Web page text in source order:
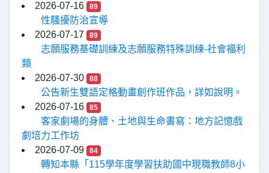
2026-07-16
89
性騷擾防治宣導
2026-07-17
89
志願服務基礎訓練及志願服務特殊訓練-社會福利
類
2026-07-30
88
公告新生雙語定格動畫創作班作品，詳如說明。
2026-07-16
85
客家劇場的身體、土地與生命書寫：地方記憶戲
劇培力工作坊
2026-07-09
84
轉知本縣「115學年度學習扶助國中現職教師8小